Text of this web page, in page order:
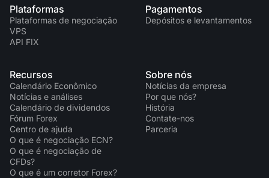
Plataformas
Plataformas de negociação
VPS
API FIX
Pagamentos
Depósitos e levantamentos
Recursos
Calendário Econômico
Notícias e análises
Calendário de dividendos
Fórum Forex
Centro de ajuda
O que é negociação ECN?
O que é negociação de
CFDs?
O que é um corretor Forex?
Sobre nós
Notícias da empresa
Por que nós?
História
Contate-nos
Parceria